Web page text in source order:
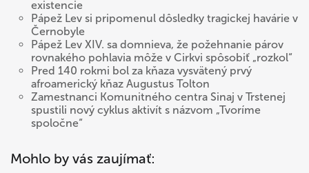
existencie
Pápež Lev si pripomenul dôsledky tragickej havárie v
Černobyle
Pápež Lev XIV. sa domnieva, že požehnanie párov
rovnakého pohlavia môže v Cirkvi spôsobiť „rozkol“
Pred 140 rokmi bol za kňaza vysvätený prvý
afroamerický kňaz Augustus Tolton
Zamestnanci Komunitného centra Sinaj v Trstenej
spustili nový cyklus aktivít s názvom „Tvoríme
spoločne“
Mohlo by vás zaujímať: